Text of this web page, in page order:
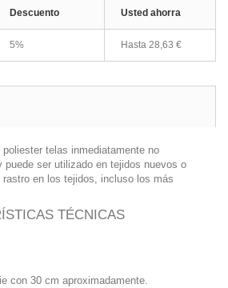
Descuento Usted ahorra
5% Hasta 28,63 €
telas inmediatamente no
puede ser utilizado en tejidos nuevos o
en los tejidos, incluso los más
TÉCNICAS
con 30 cm aproximadamente.